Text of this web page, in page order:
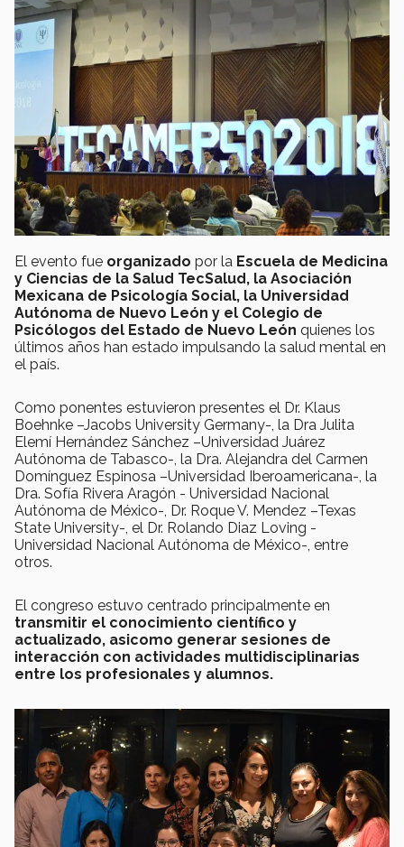
El evento fue organizado por la Escuela de Medicina
y Ciencias de la Salud TecSalud, la Asociación
Mexicana de Psicología Social, la Universidad
Autónoma de Nuevo León y el Colegio de
Psicólogos del Estado de Nuevo León quienes los
últimos años han estado impulsando la salud mental en
el país.
Como ponentes estuvieron presentes el Dr. Klaus
Boehnke –Jacobs University Germany-, la Dra Julita
Elemí Hernández Sánchez –Universidad Juárez
Autónoma de Tabasco-, la Dra. Alejandra del Carmen
Domínguez Espinosa –Universidad Iberoamericana-, la
Dra. Sofía Rivera Aragón - Universidad Nacional
Autónoma de México-, Dr. Roque V. Mendez –Texas
State University-, el Dr. Rolando Diaz Loving -
Universidad Nacional Autónoma de México-, entre
otros.
El congreso estuvo centrado principalmente en
transmitir el conocimiento científico y
actualizado, asicomo generar sesiones de
interacción con actividades multidisciplinarias
entre los profesionales y alumnos.